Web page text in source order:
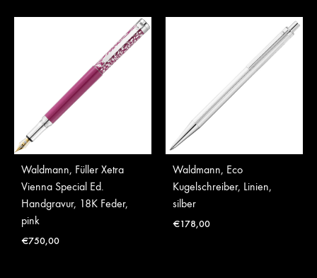
Waldmann, Füller Xetra
Vienna Special Ed.
Handgravur, 18K Feder,
pink
€750,00
Waldmann, Eco
Kugelschreiber, Linien,
silber
€178,00